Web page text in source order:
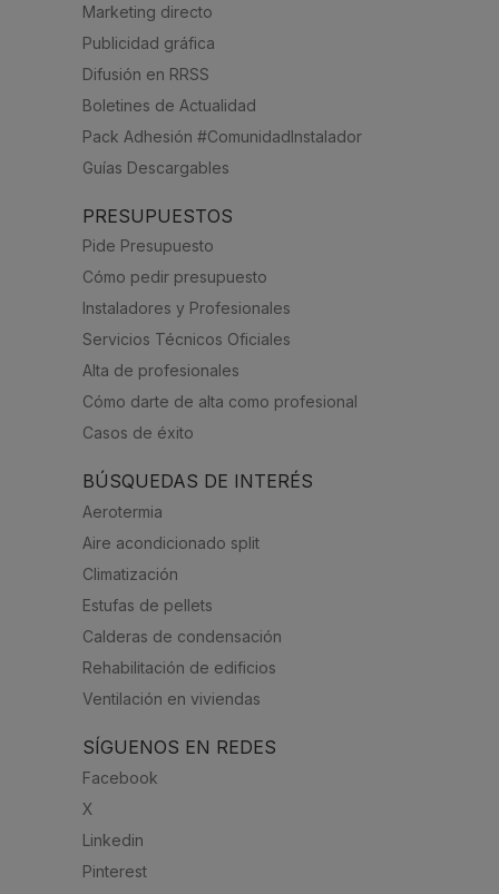
Marketing directo
Publicidad gráfica
Difusión en RRSS
Boletines de Actualidad
Pack Adhesión #ComunidadInstalador
Guías Descargables
PRESUPUESTOS
Pide Presupuesto
Cómo pedir presupuesto
Instaladores y Profesionales
Servicios Técnicos Oficiales
Alta de profesionales
Cómo darte de alta como profesional
Casos de éxito
BÚSQUEDAS DE INTERÉS
Aerotermia
Aire acondicionado split
Climatización
Estufas de pellets
Calderas de condensación
Rehabilitación de edificios
Ventilación en viviendas
SÍGUENOS EN REDES
Facebook
X
Linkedin
Pinterest